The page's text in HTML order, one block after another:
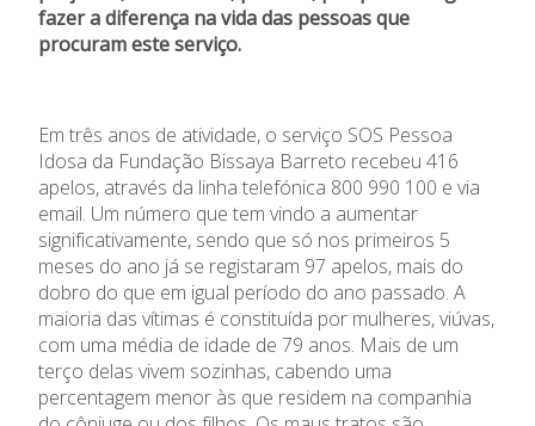
A Fundação
Áreas de Intervenção
Parcerias Sociais
Universidade
fazer a diferença na vida das pessoas que
procuram este serviço.
Em três anos de atividade, o serviço SOS Pessoa
Idosa da Fundação Bissaya Barreto recebeu 416
apelos, através da linha telefónica 800 990 100 e via
email. Um número que tem vindo a aumentar
significativamente, sendo que só nos primeiros 5
meses do ano já se registaram 97 apelos, mais do
dobro do que em igual período do ano passado. A
maioria das vítimas é constituída por mulheres, viúvas,
com uma média de idade de 79 anos. Mais de um
terço delas vivem sozinhas, cabendo uma
percentagem menor às que residem na companhia